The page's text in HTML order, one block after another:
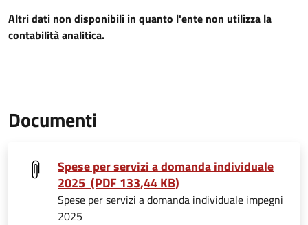
Altri dati non disponibili in quanto l'ente non utilizza la
contabilità analitica.
Documenti
Spese per servizi a domanda individuale
2025 (PDF 133,44 KB)
Spese per servizi a domanda individuale impegni
2025